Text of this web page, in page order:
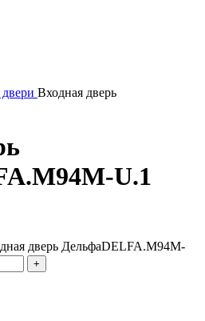
Входная дверь
U.1
дверь ДельфаDELFA.M94M-